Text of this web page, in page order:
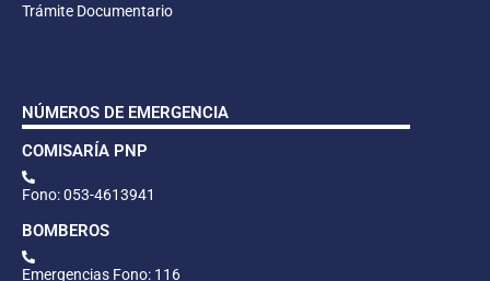
Trámite Documentario
NÚMEROS DE EMERGENCIA
COMISARÍA PNP
Fono: 053-4613941
BOMBEROS
Emergencias Fono: 116